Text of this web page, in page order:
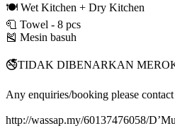
🍽 Wet Kitchen + Dry Kitchen
🧻 Towel - 8 pcs
🎽 Mesin basuh
🚭TIDAK DIBENARKAN
Any enquiries/booking please
http://wassap.my/60137476058/